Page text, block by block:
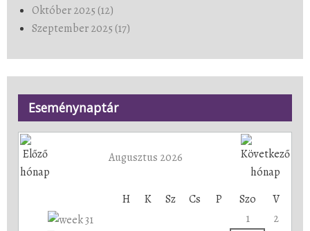
Október 2025 (12)
Szeptember 2025 (17)
Eseménynaptár
Augusztus 2026
H K Sz Cs P Szo
V
1
2